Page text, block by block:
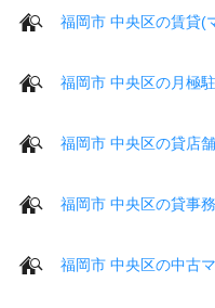
福岡市 中央区の賃貸(
福岡市 中央区の月極
福岡市 中央区の貸店舗
福岡市 中央区の貸事
福岡市 中央区の中古